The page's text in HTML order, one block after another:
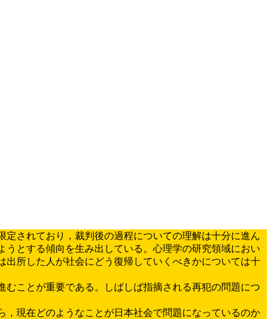
されており，裁判後の過程についての理解は十分に進ん
とする傾向を生み出している。心理学の研究領域におい
所した人が社会にどう復帰していくべきかについては十
ことが重要である。しばしば指摘される再犯の問題につ
現在どのようなことが日本社会で問題になっているのか